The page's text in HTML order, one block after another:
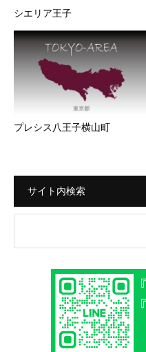
シエリア王子
プレシス八王子横山町
サイト内検索